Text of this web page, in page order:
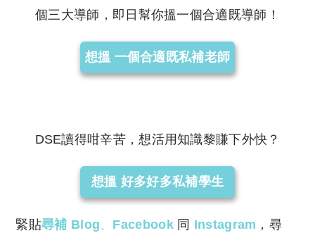
個三大導師，即日幫你搵一個合適既導師！
想搵 一個合適既私補老師
DSE讀得咁辛苦，想活用知識黎賺下外快？
想搵 好多好多私補學生
緊貼尋補 Blog、 Facebook 同 Instagram ，尋